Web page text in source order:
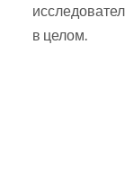
в целом.